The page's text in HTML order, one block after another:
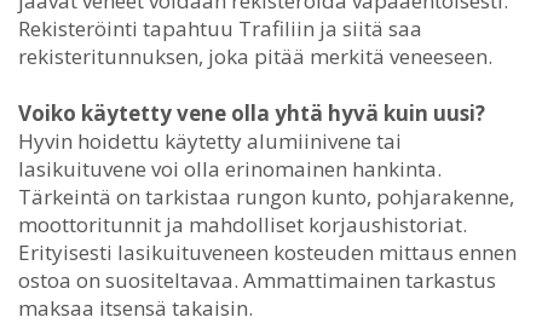
Rekisteröinti tapahtuu Trafiliin ja siitä saa
rekisteritunnuksen, joka pitää merkitä veneeseen.
Voiko käytetty vene olla yhtä hyvä kuin uusi?
Hyvin hoidettu käytetty alumiinivene tai
lasikuituvene voi olla erinomainen hankinta.
Tärkeintä on tarkistaa rungon kunto, pohjarakenne,
moottoritunnit ja mahdolliset korjaushistoriat.
Erityisesti lasikuituveneen kosteuden mittaus ennen
ostoa on suositeltavaa. Ammattimainen tarkastus
maksaa itsensä takaisin.